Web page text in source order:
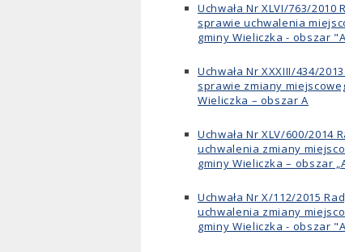
Uchwała Nr XLVI/763/
sprawie uchwalenia
gminy Wieliczka - obszar
Uchwała Nr XXXIII/434/
sprawie zmiany
Wieliczka – obszar A
Uchwała Nr XLV/600/2014
uchwalenia zmiany
gminy Wieliczka – obszar
Uchwała Nr X/112/2015
uchwalenia zmiany
gminy Wieliczka - obszar